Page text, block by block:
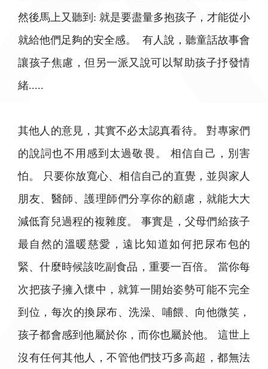
然後馬上又聽到: 就是要盡量多抱孩子，才能從小
就給他們足夠的安全感。 有人說，聽童話故事會
讓孩子焦慮，但另一派又說可以幫助孩子抒發情
緒.....
其他人的意見，其實不必太認真看待。 對專家們
的說詞也不用感到太過敬畏。 相信自己，別害
怕。 只要你放寬心、相信自己的直覺，並與家人
朋友、醫師、護理師們分享你的顧慮，就能大大
減低育兒過程的複雜度。 事實是，父母們給孩子
最自然的溫暖慈愛，遠比知道如何把尿布包的
緊、什麼時候該吃副食品，重要一百倍。 當你每
次把孩子擁入懷中，就算一開始姿勢可能不完全
到位，每次的換尿布、洗澡、哺餵、向他微笑，
孩子都會感到他屬於你，而你也屬於他。 這世上
沒有任何其他人，不管他們技巧多高超，都無法